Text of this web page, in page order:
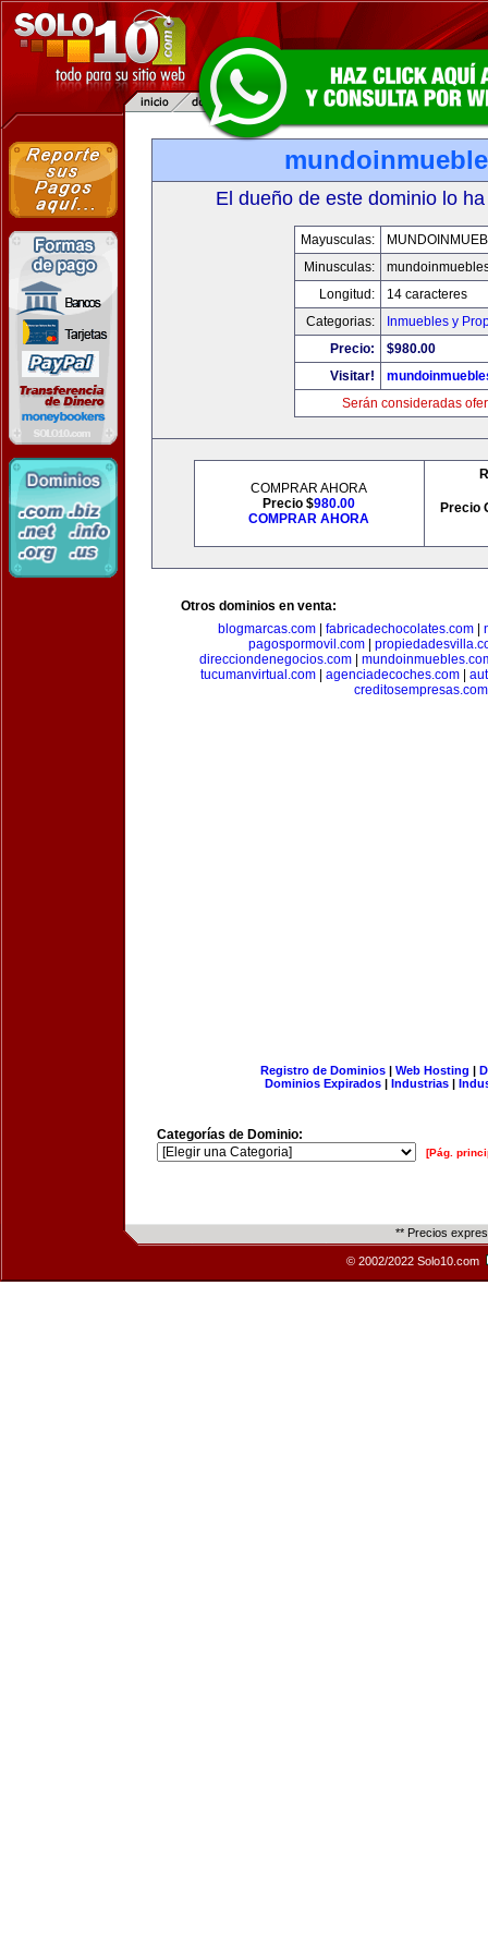
El dueño de este dominio lo
Mayusculas:
Minusculas:
Longitud:
14 caracteres
Categorias:
Inmuebles y
Precio:
$980.00
Visitar!
Serán consideradas
COMPRAR AHORA
Precio $980.00
COMPRAR AHORA
Precio
Otros dominios en venta:
blogmarcas.com
fabricadechocolates.com
pagospormovil.com
direcciondenegocios.com
tucumanvirtual.com| agenciadecoches.com|
creditosempresas.com
Registro de Dominios| Web Hosting |
Dominios Expirados | Industrias |
Categorías de Dominio:
[Pág.
** Precios
© 2002/2022 Solo10.com